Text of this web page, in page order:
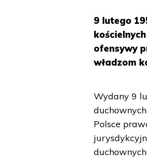
9 lutego
ofensywy
władzom
Wydany 9
Polsce